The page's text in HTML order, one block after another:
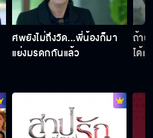
ศพยังไม่ถึงวัด...พี่น้องก็มา
แย่งมรดกกันแล้ว
ถ้าป
ได้เ